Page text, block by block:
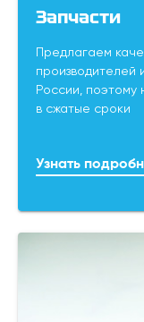
Запчасти
Предлагаем
производителей
России, поэтому
в сжатые сроки
Узнать